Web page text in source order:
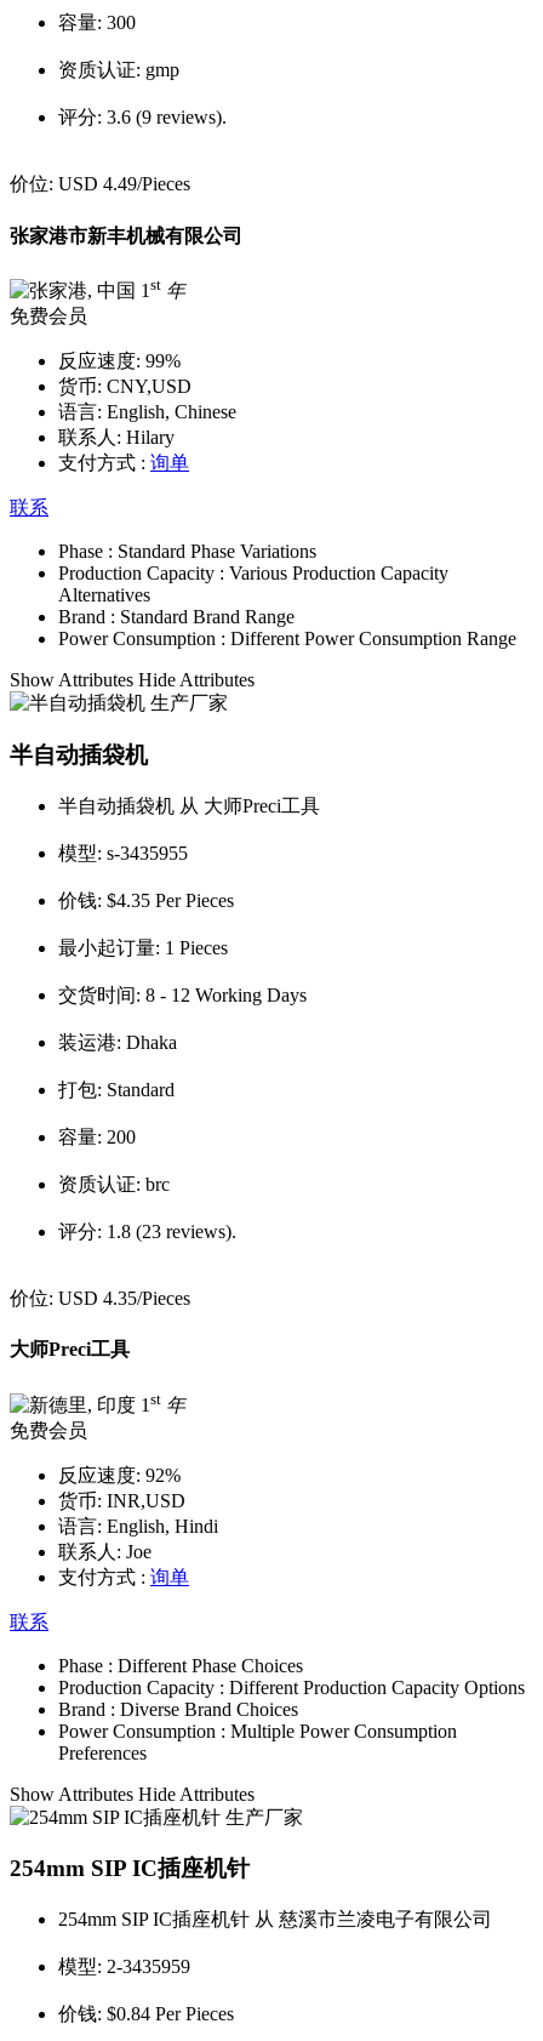
容量: 300
资质认证: gmp
评分: 3.6 (9 reviews).
价位: USD 4.49/Pieces
张家港市新丰机械有限公司
1 st 年
免费会员
反应速度: 99%
货币: CNY,USD
语言: English, Chinese
联系人: Hilary
支付方式 : 询单
联系
Phase : Standard Phase Variations
Production Capacity : Various Production Capacity
Alternatives
Brand : Standard Brand Range
Power Consumption : Different Power Consumption Range
Show Attributes Hide Attributes
半自动插袋机
半自动插袋机 从 大师Preci工具
模型: s-3435955
价钱: $4.35 Per Pieces
最小起订量: 1 Pieces
交货时间: 8 - 12 Working Days
装运港: Dhaka
打包: Standard
容量: 200
资质认证: brc
评分: 1.8 (23 reviews).
价位: USD 4.35/Pieces
大师Preci工具
1 st 年
免费会员
反应速度: 92%
货币: INR,USD
语言: English, Hindi
联系人: Joe
支付方式 : 询单
联系
Phase : Different Phase Choices
Production Capacity : Different Production Capacity Options
Brand : Diverse Brand Choices
Power Consumption : Multiple Power Consumption
Preferences
Show Attributes Hide Attributes
254mm SIP IC插座机针
254mm SIP IC插座机针 从 慈溪市兰凌电子有限公司
模型: 2-3435959
价钱: $0.84 Per Pieces